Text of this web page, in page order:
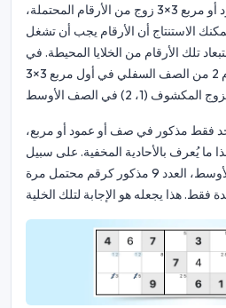
إذا تواجد في صف أو عمود أو مربع 3×3 زوج من الأرقام المحتملة،
الاستنتاج أن الأرقام يجب أن تشغل
تلك الأرقام من الخلايا المحيطة. في
المثال أدناه، تم استبعاد الأرقام 2 من الصف السفلي في أول مربع 3×3
فقط مذكور في صف أو عمود أو مربع،
ما يُعرف بالأحادية المخفية. على سبيل
المثال، في المربع 3×3 الأوسط، العدد 9 مذكور كرقم محتمل مرة